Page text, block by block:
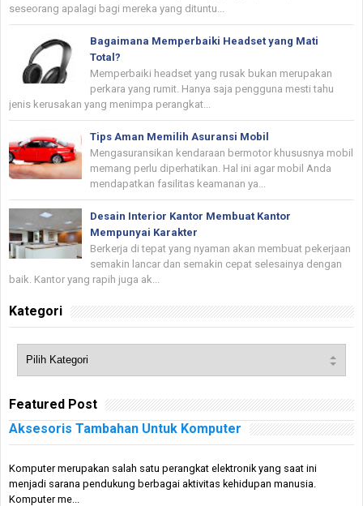
seseorang apalagi bagi mereka yang dituntu...
Bagaimana Memperbaiki Headset yang Mati
Total?
Memperbaiki headset yang rusak bukan merupakan
perkara yang rumit. Hanya saja pengguna mesti tahu
jenis kerusakan yang menimpa perangkat...
Tips Aman Memilih Asuransi Mobil
Mengasuransikan kendaraan bermotor khususnya mobil
memang perlu diperhatikan. Hal ini agar mobil Anda
mendapatkan fasilitas keamanan ya...
Desain Interior Kantor Membuat Kantor
Mempunyai Karakter
Berkerja di tepat yang nyaman akan membuat pekerjaan
semakin lancar dan semakin cepat selesainya dengan
baik. Kantor yang rapih juga ak...
Kategori
Featured Post
Aksesoris Tambahan Untuk Komputer
Komputer merupakan salah satu perangkat elektronik yang saat ini
menjadi sarana pendukung berbagai aktivitas kehidupan manusia.
Komputer me...